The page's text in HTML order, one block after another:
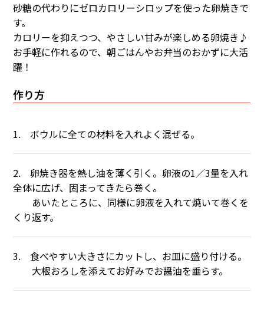
砂糖の代わりにゼロカロリーシロップを使った卵焼きで
す。
カロリーを抑えつつ、やさしい甘みが楽しめる卵焼き♪
お手軽に作れるので、朝ごはんやお弁当のおかずに大活
躍！
作り方
1. ボウルに全ての材料を入れよく混ぜる。
2. 卵焼き器を熱し油を薄く引く。卵液の1／3量を入れ
全体に広げ、固まってきたら巻く。
あいたところに、同様に卵液を入れて焼いて巻くを
くり返す。
3. 食べやすい大きさにカットし、お皿に盛り付ける。
大根おろしを添えてお好みでお醤油を垂らす。